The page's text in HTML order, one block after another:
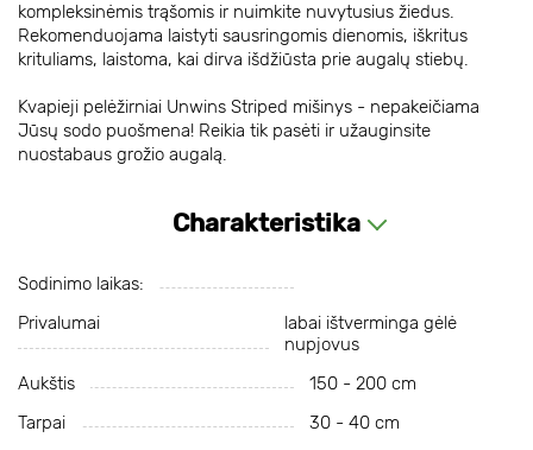
kompleksinėmis trąšomis ir nuimkite nuvytusius žiedus.
Rekomenduojama laistyti sausringomis dienomis, iškritus
krituliams, laistoma, kai dirva išdžiūsta prie augalų stiebų.
Kvapieji pelėžirniai Unwins Striped mišinys - nepakeičiama
Jūsų sodo puošmena! Reikia tik pasėti ir užauginsite
nuostabaus grožio augalą.
Charakteristika
Sodinimo laikas:
Privalumai
labai ištverminga gėlė
nupjovus
Aukštis
150 - 200 cm
Tarpai
30 - 40 cm